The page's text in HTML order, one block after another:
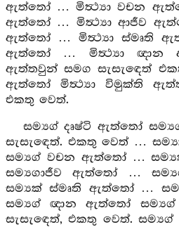
ඇත්තෝ … මිත්‍ථ්‍යා වචන
ඇත්තෝ … මිත්‍ථ්‍යා ආජීව
ඇත්තෝ … මිත්‍ථ්‍යා ස්මෘති
ඇත්තෝ … මිත්‍ථ්‍යා ඥාන
ඇත්තවුන් සමග සැසැඳෙත්
ඇත්තෝ මිත්‍ථ්‍යා විමුක්ති
එකතු වෙත්.
සම්‍යග් දෘෂ්ටි ඇත්තෝ
සැසැඳෙත්. එකතු වෙත් …
සම්‍යග් වචන ඇත්තෝ …
සම්‍යගාජීව ඇත්තෝ …
සම්‍යක් ස්මෘති ඇත්තෝ …
සම්‍යග් ඥාන ඇත්තෝ
සැසැඳෙත්, එකතු වෙත්.